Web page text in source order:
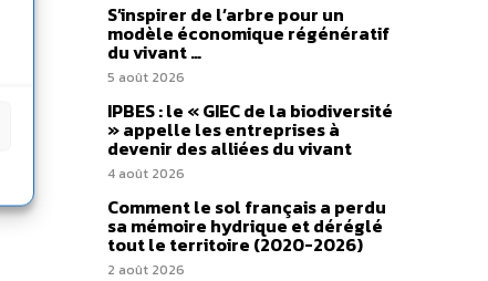
S’inspirer de l’arbre pour un
modèle économique régénératif
du vivant …
5 août 2026
IPBES : le « GIEC de la biodiversité
» appelle les entreprises à
devenir des alliées du vivant
4 août 2026
Comment le sol français a perdu
sa mémoire hydrique et déréglé
tout le territoire (2020-2026)
2 août 2026